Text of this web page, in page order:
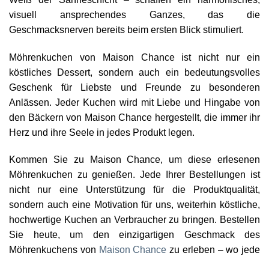
visuell ansprechendes Ganzes, das die
Geschmacksnerven bereits beim ersten Blick stimuliert.
Möhrenkuchen von Maison Chance ist nicht nur ein
köstliches Dessert, sondern auch ein bedeutungsvolles
Geschenk für Liebste und Freunde zu besonderen
Anlässen. Jeder Kuchen wird mit Liebe und Hingabe von
den Bäckern von Maison Chance hergestellt, die immer ihr
Herz und ihre Seele in jedes Produkt legen.
Kommen Sie zu Maison Chance, um diese erlesenen
Möhrenkuchen zu genießen. Jede Ihrer Bestellungen ist
nicht nur eine Unterstützung für die Produktqualität,
sondern auch eine Motivation für uns, weiterhin köstliche,
hochwertige Kuchen an Verbraucher zu bringen. Bestellen
Sie heute, um den einzigartigen Geschmack des
Möhrenkuchens von Maison Chance zu erleben – wo jede